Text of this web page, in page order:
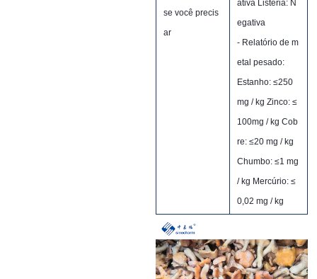
se você precis
ar
ativa Listeria: N
egativa
- Relatório de m
etal pesado:
Estanho: ≤250
mg / kg Zinco: ≤
100mg / kg Cob
re: ​​≤20 mg / kg
Chumbo: ≤1 mg
/ kg Mercúrio: ≤
0,02 mg / kg